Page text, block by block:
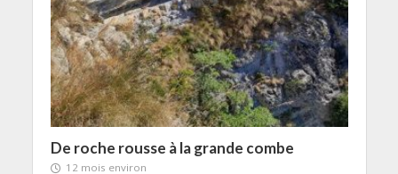
De roche rousse à la grande combe
12 mois environ